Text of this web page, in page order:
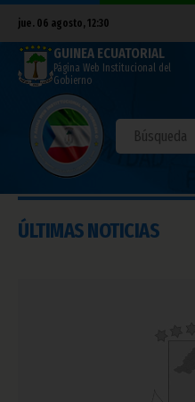
jue. 06 agosto, 12:30
GUINEA ECUATORIAL
Página Web Institucional del
Gobierno
ÚLTIMAS NOTICIAS